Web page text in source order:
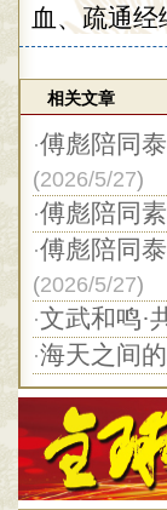
血、疏通
相关文章
·傅彪陪同
(2026/5/27)
·傅彪陪同
·傅彪陪同
(2026/5/27)
·文武和鸣·
·海天之间